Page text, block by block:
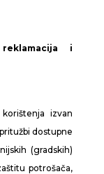
i
izvan
dostupne
(gradskih)
potrošača,